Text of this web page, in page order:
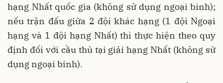
hạng Nhất quốc gia (không sử dụng ngoại binh);
nếu trận đấu giữa 2 đội khác hạng (1 đội Ngoại
hạng và 1 đội hạng Nhất) thì thực hiện theo quy
định đối với cầu thủ tại giải hạng Nhất (không sử
dụng ngoại binh).